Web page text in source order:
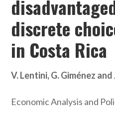
discrete
in Costa Rica
V. Lentini, G. Giménez
Economic Analysis and